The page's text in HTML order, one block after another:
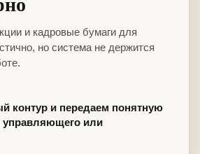
и кадровые бумаги для
но система не держится
контур и передаем понятную
управляющего или